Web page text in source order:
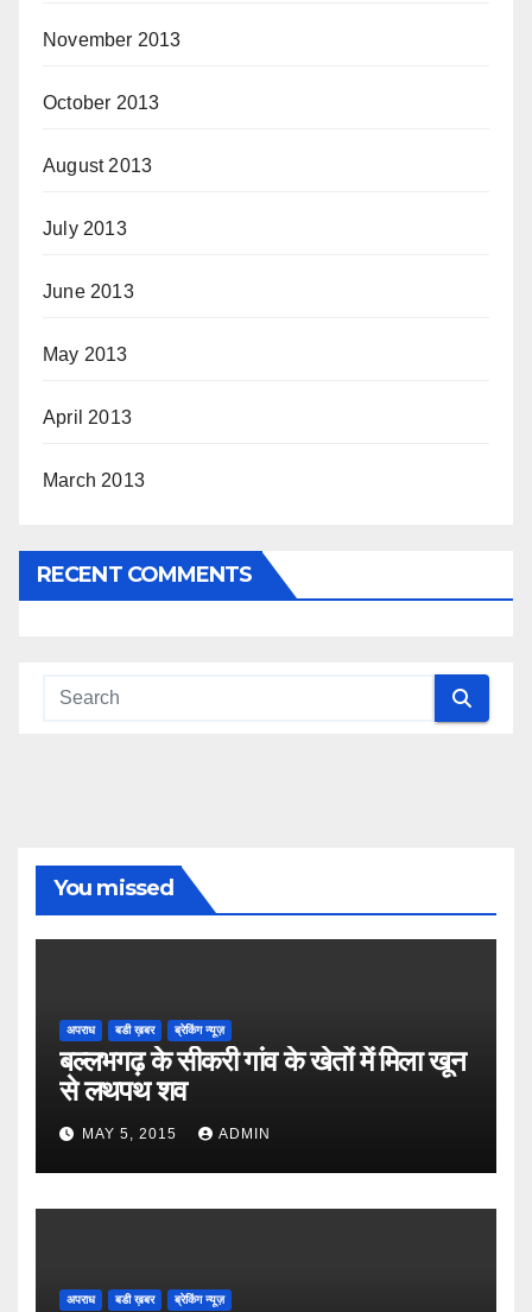
November 2013
October 2013
August 2013
July 2013
June 2013
May 2013
April 2013
March 2013
RECENT COMMENTS
You missed
अपराध बडी ख़बर ब्रेकिंग न्यूज़
बल्लभगढ़ के सीकरी गांव के खेतों में मिला खून
से लथपथ शव
MAY 5, 2015 ADMIN
अपराध बडी ख़बर ब्रेकिंग न्यूज़